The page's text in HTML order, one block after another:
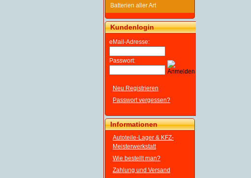
Batterien aller Art
Kundenlogin
eMail-Adresse:
Passwort:
Neu Registrieren
Passwort vergessen?
Informationen
Autoteile-Lager & KFZ-
Meisterwerkstatt
Wie bestellt man?
Zahlung und Versand